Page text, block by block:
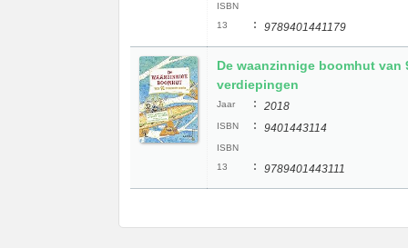
ISBN
13
: 9789401441179
De waanzinnige boomhut van
verdiepingen
Jaar : 2018
ISBN : 9401443114
ISBN
13
: 9789401443111